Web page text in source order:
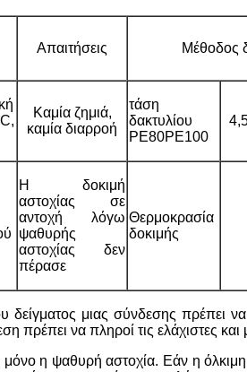
Απαιτήσεις Μέθοδος
Καμία ζημιά,
καμία διαρροή
τάση
δακτυλίου
PE80PE100
Η δοκιμή
αστοχίας σε
αντοχή λόγω
ψαθυρής
αστοχίας δεν
πέρασε
Θερμοκρασία
δοκιμής
δείγματος μιας σύνδεσης πρέπει
πρέπει να πληροί τις ελάχιστες
η ψαθυρή αστοχία. Εάν η όλκιμη